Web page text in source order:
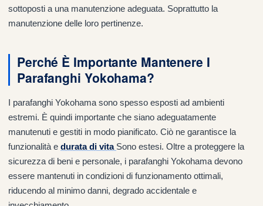
sottoposti a una manutenzione adeguata. Soprattutto la
manutenzione delle loro pertinenze.
Perché È Importante Mantenere I
Parafanghi Yokohama?
I parafanghi Yokohama sono spesso esposti ad ambienti
estremi. È quindi importante che siano adeguatamente
manutenuti e gestiti in modo pianificato. Ciò ne garantisce la
funzionalità e durata di vita Sono estesi. Oltre a proteggere la
sicurezza di beni e personale, i parafanghi Yokohama devono
essere mantenuti in condizioni di funzionamento ottimali,
riducendo al minimo danni, degrado accidentale e